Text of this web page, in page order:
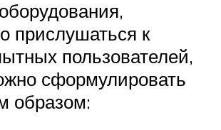
прислушаться к
пользователей,
сформулировать
образом: